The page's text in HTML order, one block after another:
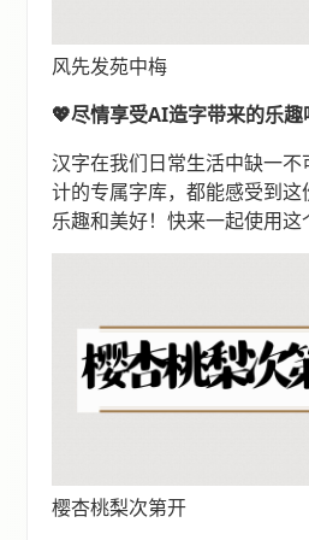
风先发苑中梅
💖尽情享受AI造字带来的乐趣
汉字在我们日常生活中缺一
计的专属字库，都能感受到
乐趣和美好！快来一起使用这
樱杏桃梨次第开